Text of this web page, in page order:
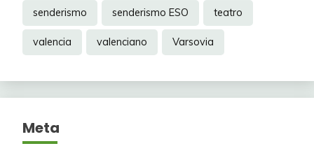
senderismo senderismo ESO teatro
valencia valenciano Varsovia
Meta